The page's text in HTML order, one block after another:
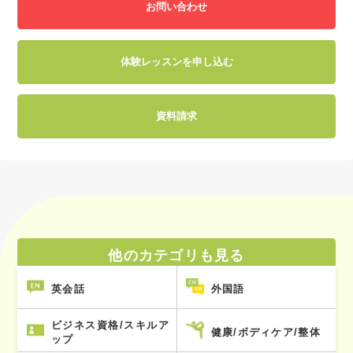
お問い合わせ
体験レッスンを申し込む
資料請求
他のカテゴリも見る
英会話 外国語
ビジネス資格/スキルア
ップ
健康/ボディケア/整体